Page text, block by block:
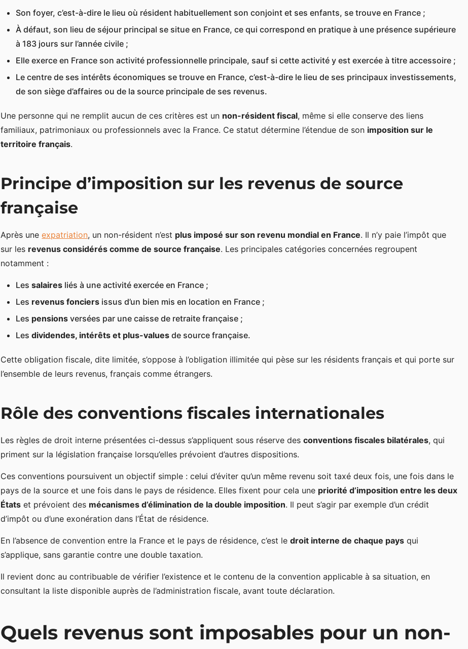
Son foyer, c’est-à-dire le lieu où résident habituellement son conjoint et ses enfants, se trouve en France ;
À défaut, son lieu de séjour principal se situe en France, ce qui correspond en pratique à une présence supérieure
à 183 jours sur l’année civile ;
Elle exerce en France son activité professionnelle principale, sauf si cette activité y est exercée à titre accessoire ;
Le centre de ses intérêts économiques se trouve en France, c’est-à-dire le lieu de ses principaux investissements,
de son siège d’affaires ou de la source principale de ses revenus.
Une personne qui ne remplit aucun de ces critères est un non-résident fiscal, même si elle conserve des liens
familiaux, patrimoniaux ou professionnels avec la France. Ce statut détermine l’étendue de son imposition sur le
territoire français.
Principe d’imposition sur les revenus de source
française
Après uneexpatriation, un non-résident n’est plus imposé sur son revenu mondial en France. Il n’y paie l’impôt que
sur les revenus considérés comme de source française. Les principales catégories concernées regroupent
notamment :
Lessalaires liés à une activité exercée en France ;
Les revenus fonciers issus d’un bien mis en location en France ;
Les pensions versées par une caisse de retraite française ;
Lesdividendes, intérêts et plus-values de source française.
Cette obligation fiscale, dite limitée, s’oppose à l’obligation illimitée qui pèse sur les résidents français et qui porte sur
l’ensemble de leurs revenus, français comme étrangers.
Rôle des conventions fiscales internationales
Les règles de droit interne présentées ci-dessus s’appliquent sous réserve desconventions fiscales bilatérales, qui
priment sur la législation française lorsqu’elles prévoient d’autres dispositions.
Ces conventions poursuivent un objectif simple : celui d’éviter qu’un même revenu soit taxé deux fois, une fois dans le
pays de la source et une fois dans le pays de résidence. Elles fixent pour cela une priorité d’imposition entre les deux
États et prévoient des mécanismes d’élimination de la double imposition. Il peut s’agir par exemple d’un crédit
d’impôt ou d’une exonération dans l’État de résidence.
En l’absence de convention entre la France et le pays de résidence, c’est ledroit interne de chaque pays qui
s’applique, sans garantie contre une double taxation.
Il revient donc au contribuable de vérifier l’existence et le contenu de la convention applicable à sa situation, en
consultant la liste disponible auprès de l’administration fiscale, avant toute déclaration.
Quels revenus sont imposables pour un non-